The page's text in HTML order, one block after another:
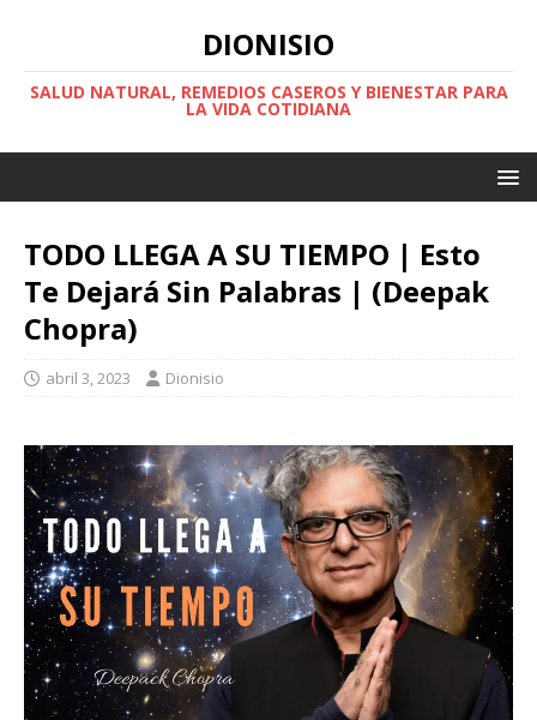
DIONISIO
SALUD NATURAL, REMEDIOS CASEROS Y BIENESTAR PARA
LA VIDA COTIDIANA
TODO LLEGA A SU TIEMPO | Esto
Te Dejará Sin Palabras | (Deepak
Chopra)
abril 3, 2023 Dionisio